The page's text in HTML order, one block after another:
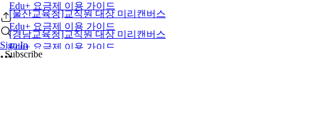
Sign In
Edu+ 요금제 이용 가이드
[울산교육청]교직원 대상 미리캔버스
Edu+ 요금제 이용 가이드
[경남교육청]교직원 대상 미리캔버스
Edu+ 요금제 이용 가이드
Subscribe